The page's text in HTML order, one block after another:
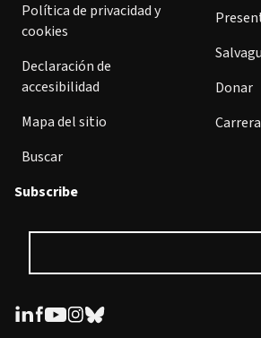
Política de privacidad y
cookies
Declaración de
accesibilidad
Mapa del sitio
Buscar
Donar
Subscribe